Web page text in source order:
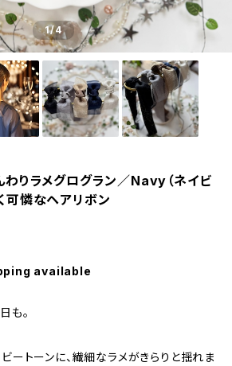
1/4
わりラメグログラン／Navy（ネイビ
可憐なヘアリボン
available
も。
ートーンに、繊細なラメがきらりと揺れま